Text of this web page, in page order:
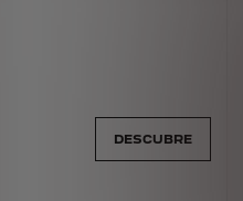
DESCUBRE